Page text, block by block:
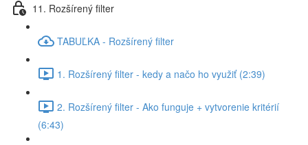
11. Rozšírený filter
TABUĽKA - Rozšírený filter
1. Rozšírený filter - kedy a načo ho využiť (2:39)
2. Rozšírený filter - Ako funguje + vytvorenie kritérií
(6:43)